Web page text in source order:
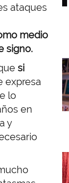
ataques
medio
signo.
si
expresa
lo
en
y